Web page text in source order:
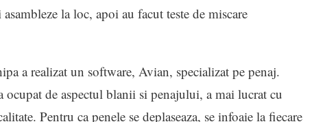
la loc, apoi au facut teste de miscare
a realizat un software, Avian, specializat pe penaj.
de aspectul blanii si penajului, a mai lucrat cu
Pentru ca penele se deplaseaza, se infoaie la fiecare